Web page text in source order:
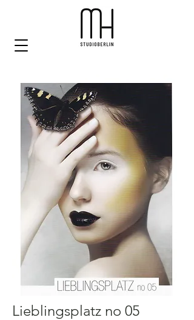
Lieblingsplatz no 05